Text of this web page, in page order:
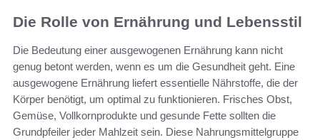
Die Rolle von Ernährung und Lebensstil
Die Bedeutung einer ausgewogenen Ernährung kann nicht
genug betont werden, wenn es um die Gesundheit geht. Eine
ausgewogene Ernährung liefert essentielle Nährstoffe, die der
Körper benötigt, um optimal zu funktionieren. Frisches Obst,
Gemüse, Vollkornprodukte und gesunde Fette sollten die
Grundpfeiler jeder Mahlzeit sein. Diese Nahrungsmittelgruppe